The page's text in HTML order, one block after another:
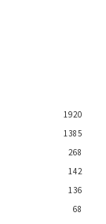
1920
1385
268
142
136
68